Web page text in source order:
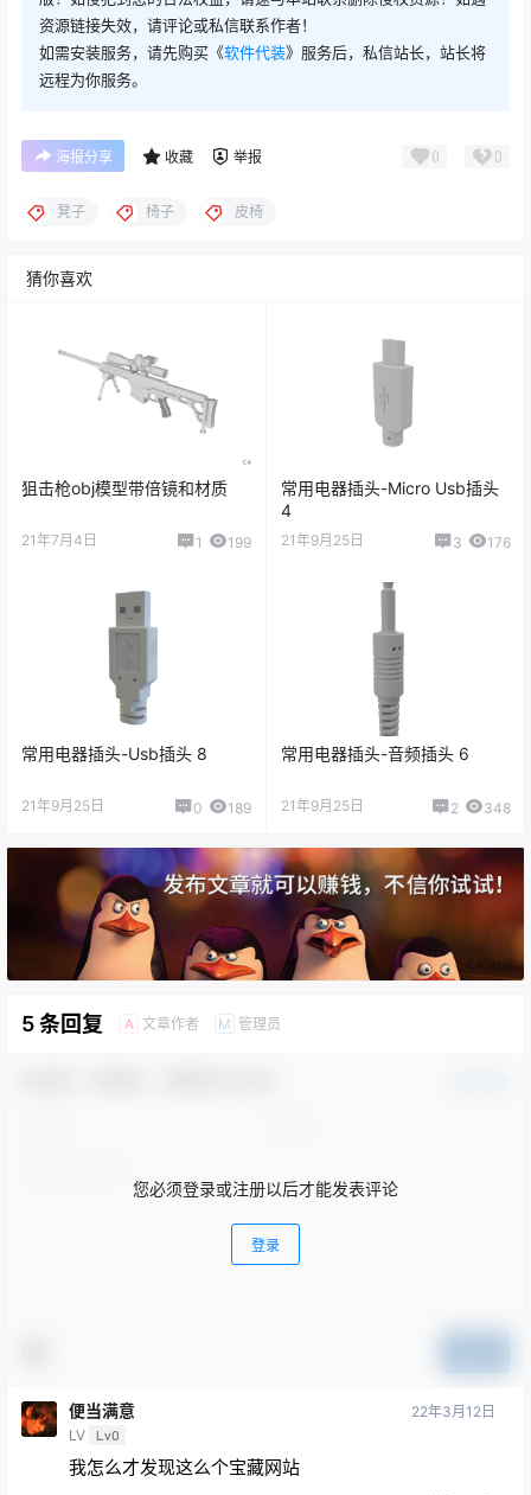
资源链接失效，请评论或私信联系作者！
如需安装服务，请先购买《软件代装》服务后，私信站长，站长将
远程为你服务。
海报分享 收藏 举报 0 0
凳子 椅子 皮椅
猜你喜欢
狙击枪obj模型带倍镜和材质
21年7月4日 1 199
常用电器插头-Micro Usb插头
4
21年9月25日 3 176
常用电器插头-Usb插头 8
21年9月25日 0 189
常用电器插头-音频插头 6
21年9月25日 2 348
5 条回复 A 文章作者 M 管理员
您必须登录或注册以后才能发表评论
登录
便当满意
LV Lv0
22年3月12日
我怎么才发现这么个宝藏网站